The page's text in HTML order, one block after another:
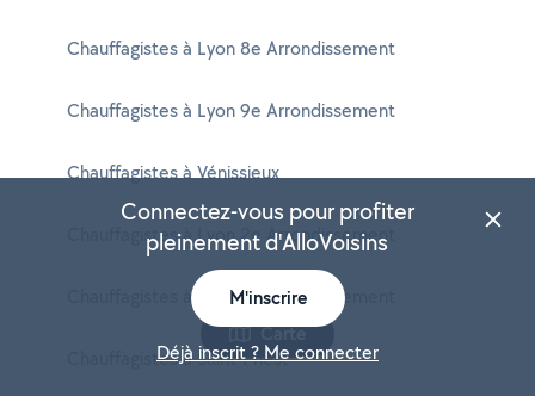
Chauffagistes à Lyon 8e Arrondissement
Chauffagistes à Lyon 9e Arrondissement
Chauffagistes à Vénissieux
Chauffagistes à Lyon 2e Arrondissement
Chauffagistes à Lyon 5e Arrondissement
Chauffagistes à Saint-Priest
Carte
Connectez-vous pour profiter
pleinement d'AlloVoisins
M'inscrire
Déjà inscrit ? Me connecter